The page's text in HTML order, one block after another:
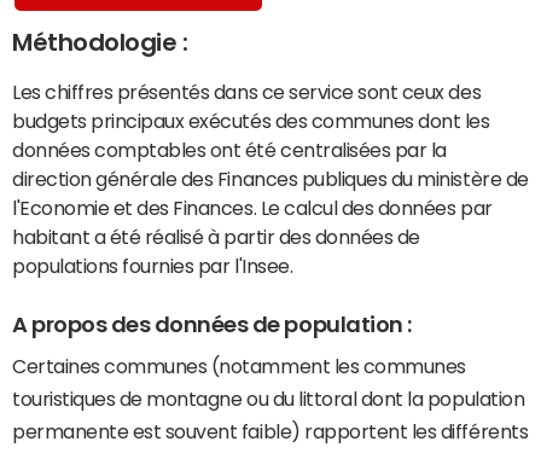
Méthodologie :
Les chiffres présentés dans ce service sont ceux des
budgets principaux exécutés des communes dont les
données comptables ont été centralisées par la
direction générale des Finances publiques du ministère de
l'Economie et des Finances. Le calcul des données par
habitant a été réalisé à partir des données de
populations fournies par l'Insee.
A propos des données de population :
Certaines communes (notamment les communes
touristiques de montagne ou du littoral dont la population
permanente est souvent faible) rapportent les différents